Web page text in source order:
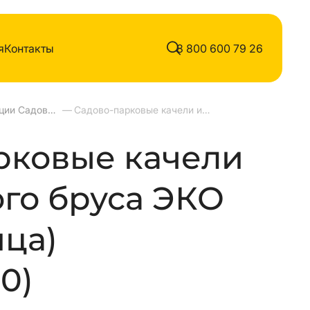
Контакты 8 800 600 79 26
Качели пять секции Садово-парковые из клеенного бруса — Садово-парковые качели из клеенного бруса ЭКО (лиственница)
качели
бруса ЭКО